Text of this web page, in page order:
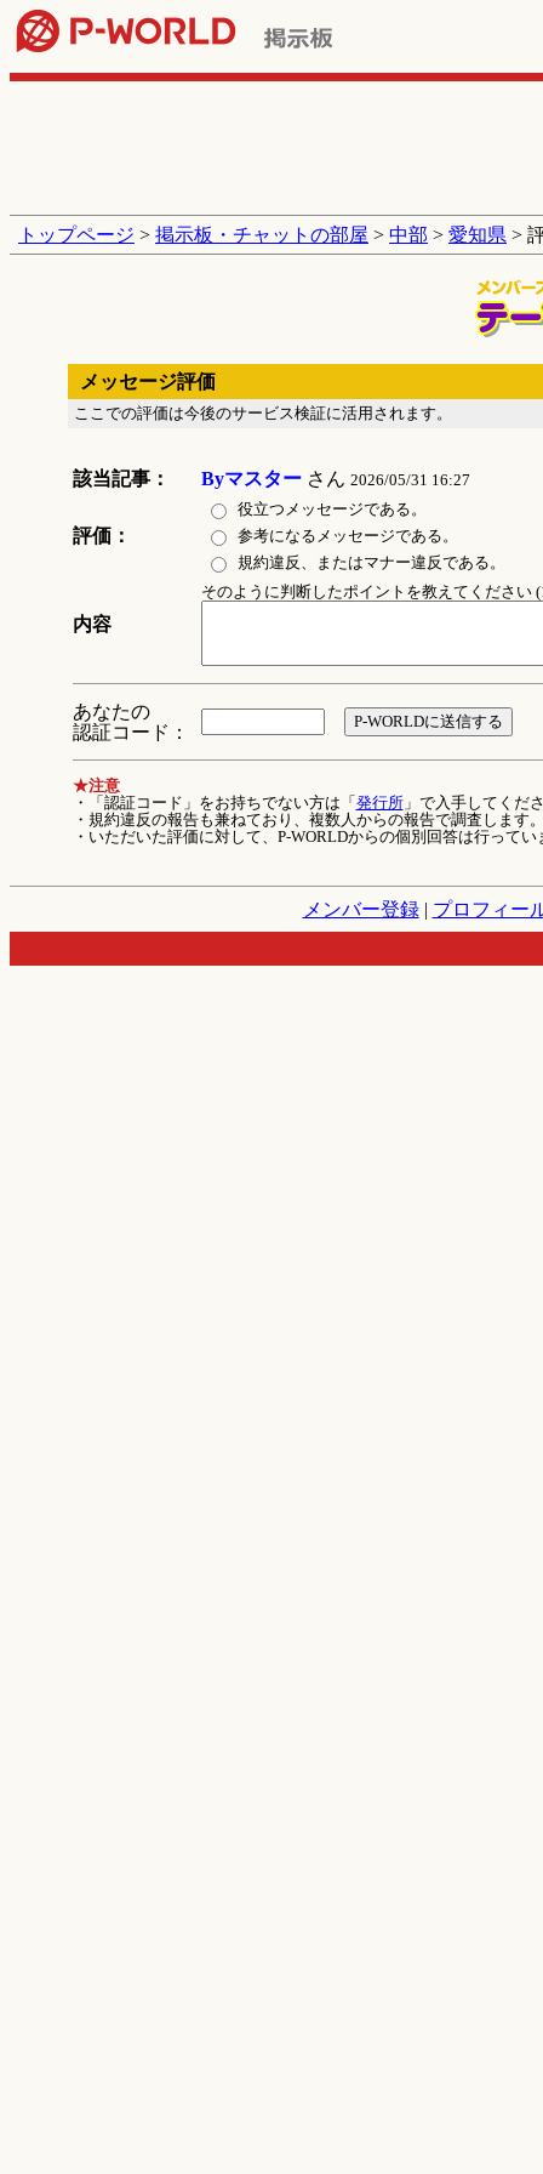
トップページ > 掲示板・チャットの部屋 > 中部 > 愛知県 >
メッセージ評価
ここでの評価は今後のサービス検証に活用されます。
該当記事： Byマスターさん 2026/05/31 16:27
評価：
役立つメッセージである。
参考になるメッセージである。
規約違反、またはマナー違反である。
内容
そのように判断したポイントを教えてください
あなたの
認証コード：
★注意
・「認証コード」をお持ちでない方は「 発行所」で入手してくだ
・規約違反の報告も兼ねており、複数人からの報告で調査します
・いただいた評価に対して、P-WORLDからの個別回答は行ってい
メンバー登録| プロフィー